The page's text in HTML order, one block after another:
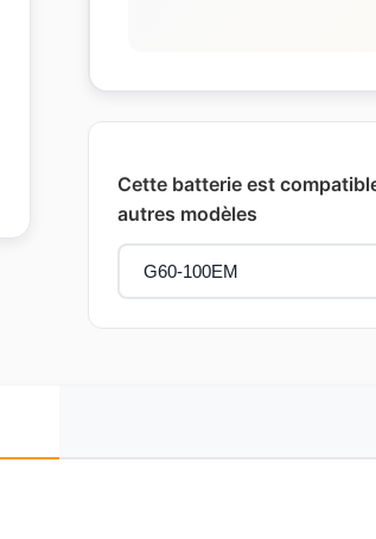
Cette batterie est
autres modèles